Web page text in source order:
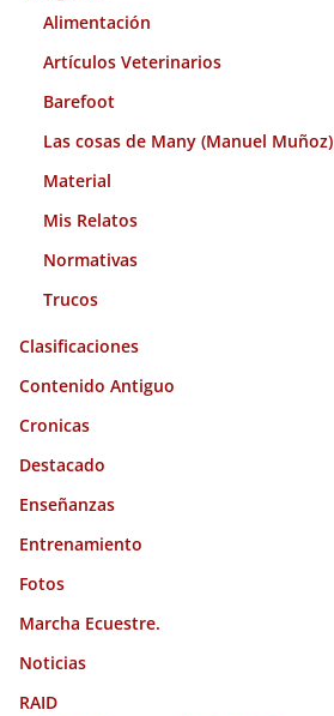
Alimentación
Artículos Veterinarios
Barefoot
Las cosas de Many (Manuel Muñoz)
Material
Mis Relatos
Normativas
Trucos
Clasificaciones
Contenido Antiguo
Cronicas
Destacado
Enseñanzas
Entrenamiento
Fotos
Marcha Ecuestre.
Noticias
RAID